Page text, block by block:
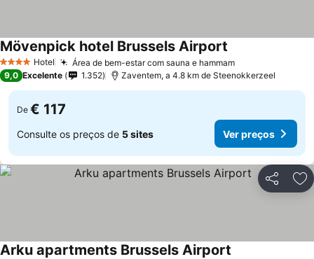
4 EstrelasHotel Área de bem-estar com sauna e hammam
Mövenpick hotel Brussels Airport
9,0 Excelente 1.352 Zaventem, a 4.8 km de Steenokkerzeel
De € 117
Consulte os preços de 5 sites Ver preços
Partilhar
Arku apartments Brussels Airport